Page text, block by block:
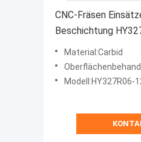
CNC-Fräsen
Beschichtung
R1.1 HYB208A
schwer zu
Material:Carbid
Modell:HY327R06-